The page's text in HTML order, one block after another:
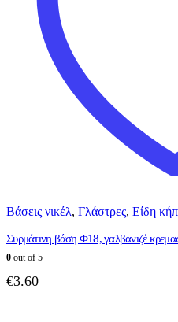
Βάσεις νικέλ, Γλάστρες, Είδη
Συρμάτινη βάση Φ18, γαλβανιζέ
0 out of 5
€3.60